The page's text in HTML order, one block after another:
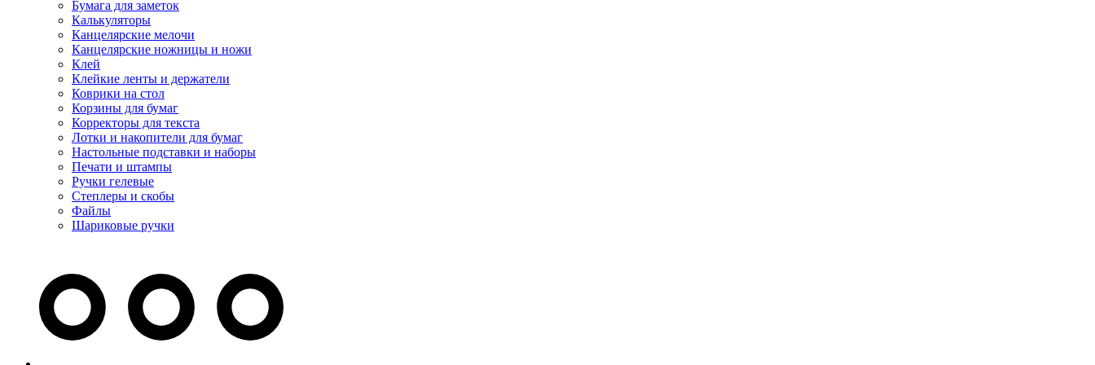
Бумага для заметок
Калькуляторы
Канцелярские мелочи
Канцелярские ножницы и ножи
Клей
Клейкие ленты и держатели
Коврики на стол
Корзины для бумаг
Корректоры для текста
Лотки и накопители для бумаг
Настольные подставки и наборы
Печати и штампы
Ручки гелевые
Степлеры и скобы
Файлы
Шариковые ручки